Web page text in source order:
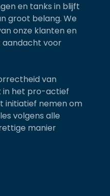
en tanks in blijft
groot belang. We
onze klanten en
voor
van
in het pro-actief
initiatief nemen om
volgens alle
manier